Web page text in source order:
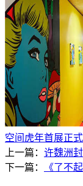
空间虎年首展正
上一篇： 许魏洲
下一篇：
《了不